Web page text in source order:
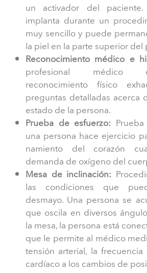
un activador del
implanta durante un
muy sencillo y puede
la piel en la parte superior del
Reconocimiento médico e
profesional médico
reconocimiento físico
preguntas detalladas acerca
estado de la persona.
Prueba de esfuerzo:
una persona hace ejercicio
namiento del corazón
demanda de oxígeno del
Mesa de inclinación:
las condiciones que
desmayo. Una persona se
que oscila en diversos
la mesa, la persona está
que le permite al médico
tensión arterial, la
cardíaco a los cambios de